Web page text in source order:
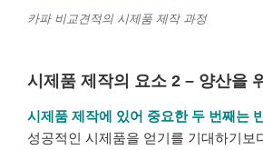
카파 비교견적의 시제품 제작 과정
시제품 제작의 요소 2 – 양산을
시제품 제작에 있어 중요한 두 번째는
성공적인 시제품을 얻기를 기대하기보